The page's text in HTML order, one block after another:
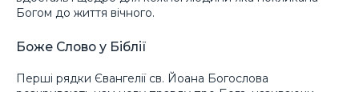
Богом до життя вічного.
Боже Слово у Біблії
Перші рядки Євангелії св. Йоана Богослова